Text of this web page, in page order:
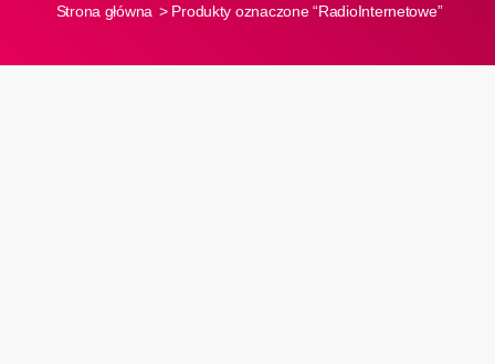
Strona główna > Produkty oznaczone “RadioInternetowe”